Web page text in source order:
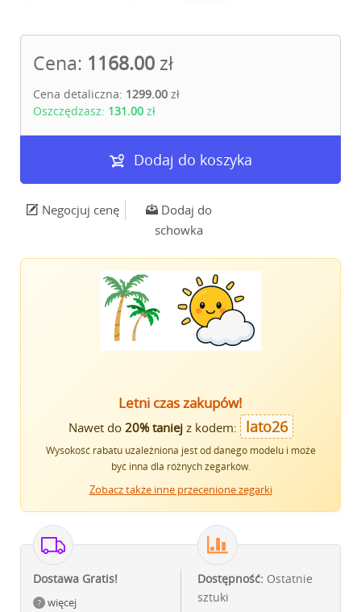
Cena: 1168.00 zł
Cena detaliczna: 1299.00 zł
Oszczędzasz: 131.00 zł
Dodaj do koszyka
Negocjuj cenę
Dodaj do
schowka
Letni czas zakupów!
Nawet do 20% taniejz kodem: lato26
Wysokość rabatu uzależniona jest od danego modelu i może
być inna dla różnych zegarków.
Zobacz także inne przecenione zegarki
Dostawa Gratis!
więcej
Dostępność: Ostatnie
sztuki